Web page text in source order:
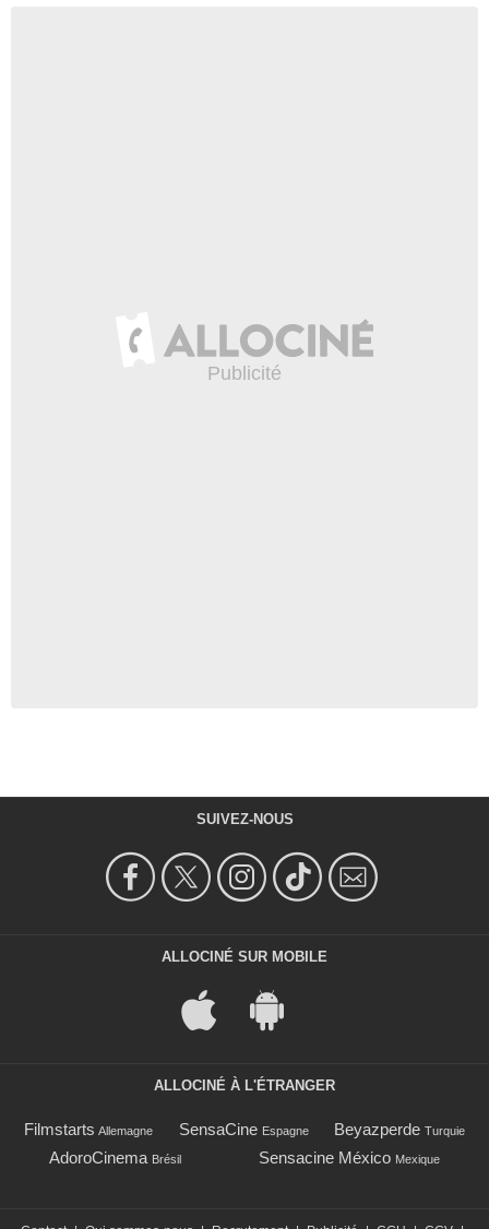
SUIVEZ-NOUS
ALLOCINÉ SUR MOBILE
ALLOCINÉ À L'ÉTRANGER
Filmstarts Allemagne SensaCine Espagne Beyazperde Turquie
AdoroCinema Brésil Sensacine México Mexique